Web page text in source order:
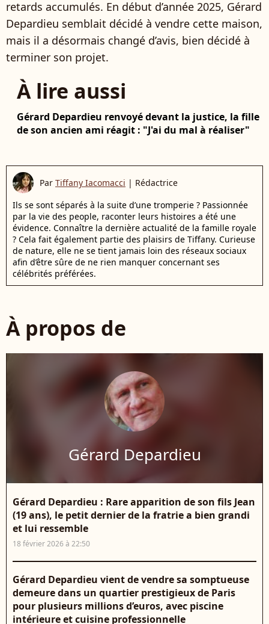
retards accumulés. En début d’année 2025, Gérard
Depardieu semblait décidé à vendre cette maison,
mais il a désormais changé d’avis, bien décidé à
terminer son projet.
À lire aussi
Gérard Depardieu renvoyé devant la justice, la fille
de son ancien ami réagit : "J'ai du mal à réaliser"
Par Tiffany Iacomacci | Rédactrice
Ils se sont séparés à la suite d’une tromperie ? Passionnée
par la vie des people, raconter leurs histoires a été une
évidence. Connaître la dernière actualité de la famille royale
? Cela fait également partie des plaisirs de Tiffany. Curieuse
de nature, elle ne se tient jamais loin des réseaux sociaux
afin d’être sûre de ne rien manquer concernant ses
célébrités préférées.
À propos de
Gérard Depardieu
Gérard Depardieu : Rare apparition de son fils Jean
(19 ans), le petit dernier de la fratrie a bien grandi
et lui ressemble
18 février 2026 à 22:50
Gérard Depardieu vient de vendre sa somptueuse
demeure dans un quartier prestigieux de Paris
pour plusieurs millions d’euros, avec piscine
intérieure et cuisine professionnelle